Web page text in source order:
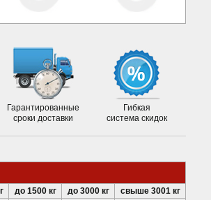
Гарантированные
сроки доставки
Гибкая
система скидок
до 1500 кг до 3000 кг
свыше 3001 кг